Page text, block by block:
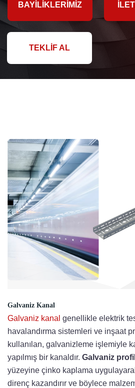
BAYILIKLERIMIZ
TEKLIF AL
Galvaniz Kanal
Galvaniz kanal genellikle elektrik
havalandırma sistemleri ve inşaat
kullanılan, galvanizleme işlemiyle
yapılmış bir kanaldır. Galvaniz profil
yüzeyine çinko kaplama
direnç kazandırır ve böylece